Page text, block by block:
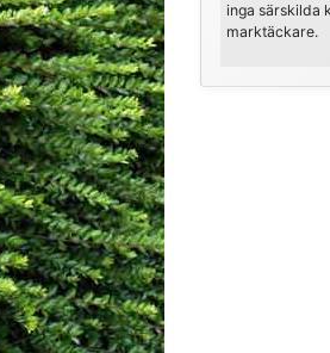
inga särskilda
marktäckare.